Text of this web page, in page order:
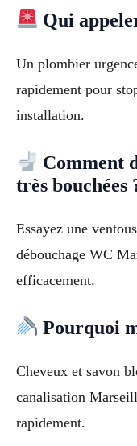
Qui
Un plombier
rapidement pour
installation.
Comment
très bouchées
Essayez une
débouchage WC
efficacement.
Pourquoi
Cheveux et savon
canalisation
rapidement.